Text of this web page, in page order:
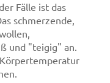
Fälle ist das
schmerzende,
und "teigig" an.